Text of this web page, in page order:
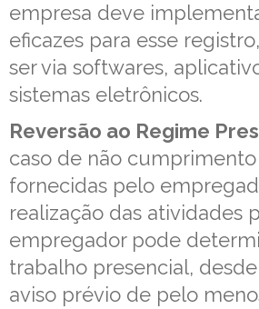
empresa deve
eficazes para esse
ser via softwares,
sistemas eletrônicos.
Reversão ao Regime
caso de não
fornecidas pelo
realização das atividades
empregador pode
trabalho presencial,
aviso prévio de pelo